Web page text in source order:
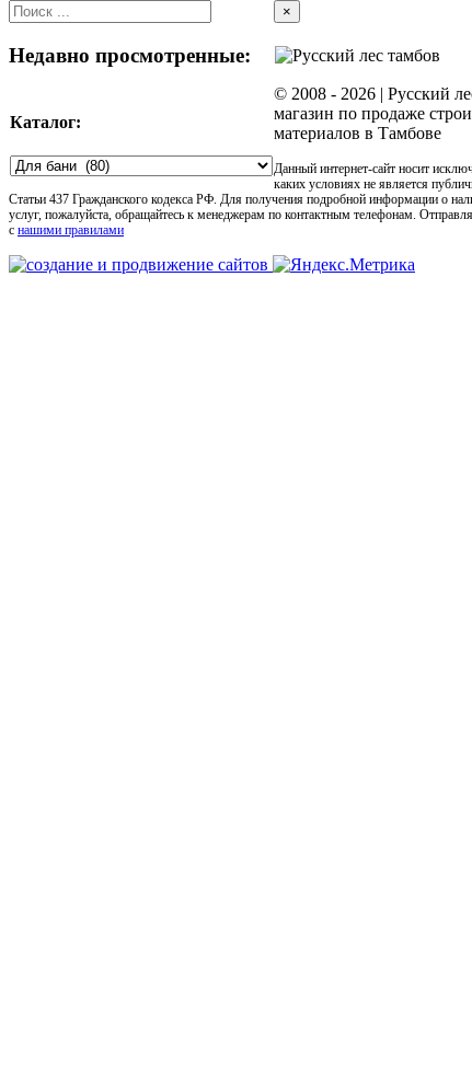
Недавно просмотренные:
Каталог:
Close
product
quick
view
×
© 2008 - 2026 | Русский
магазин по продаже
материалов в Тамбове
Данный интернет-сайт носит
каких условиях не является
Статьи 437 Гражданского кодекса РФ. Для получения подробной информации о
услуг, пожалуйста, обращайтесь к менеджерам по контактным телефонам.
с нашими правилами